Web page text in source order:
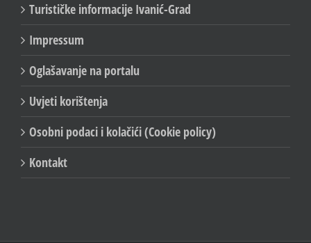
Turističke informacije Ivanić-Grad
Impressum
Oglašavanje na portalu
Uvjeti korištenja
Osobni podaci i kolačići (Cookie policy)
Kontakt